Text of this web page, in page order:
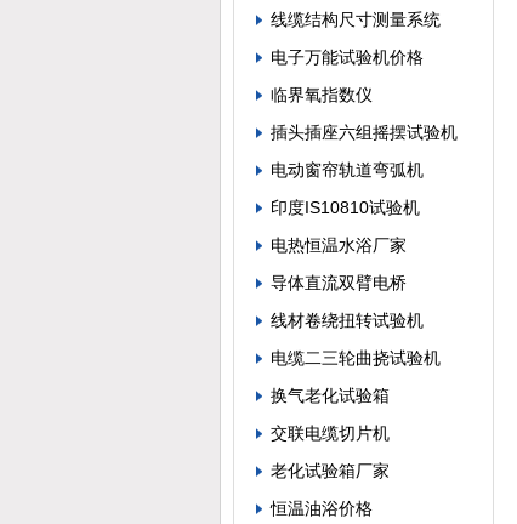
线缆结构尺寸测量系统
电子万能试验机价格
临界氧指数仪
插头插座六组摇摆试验机
电动窗帘轨道弯弧机
印度IS10810试验机
电热恒温水浴厂家
导体直流双臂电桥
线材卷绕扭转试验机
电缆二三轮曲挠试验机
换气老化试验箱
交联电缆切片机
老化试验箱厂家
恒温油浴价格